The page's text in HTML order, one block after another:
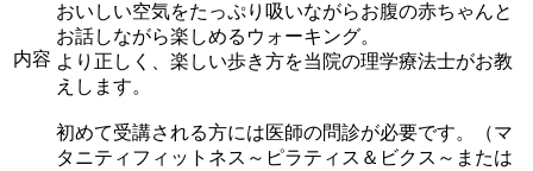
内容
おいしい空気をたっぷり吸いながらお腹の赤ちゃんと
お話しながら楽しめるウォーキング。
より正しく、楽しい歩き方を当院の理学療法士がお教
えします。
初めて受講される方には医師の問診が必要です。（マ
タニティフィットネス～ピラティス＆ビクス～または